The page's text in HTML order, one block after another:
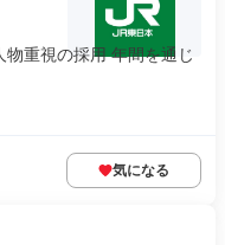
重視の採用 年間を通じ
気になる